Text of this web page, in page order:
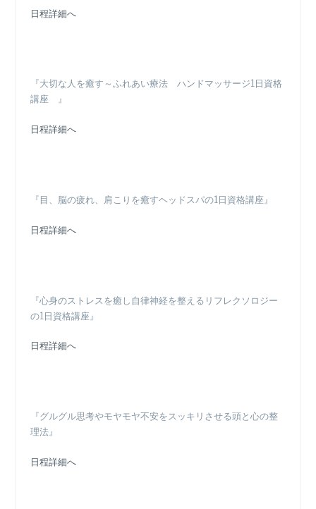
日程詳細へ
『大切な人を癒す～ふれあい療法 ハンドマッサージ1日資格
講座 』
日程詳細へ
『目、脳の疲れ、肩こりを癒すヘッドスパの1日資格講座』
日程詳細へ
『心身のストレスを癒し自律神経を整えるリフレクソロジー
の1日資格講座』
日程詳細へ
『グルグル思考やモヤモヤ不安をスッキリさせる頭と心の整
理法』
日程詳細へ